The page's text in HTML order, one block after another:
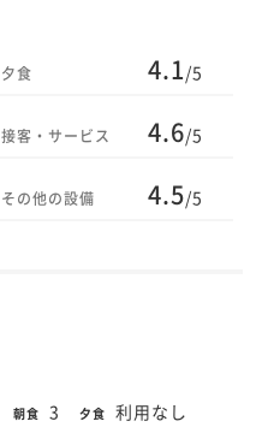
夕食 4.1/5
接客・サービス 4.6/5
その他の設備 4.5/5
朝食 3 夕食 利用なし